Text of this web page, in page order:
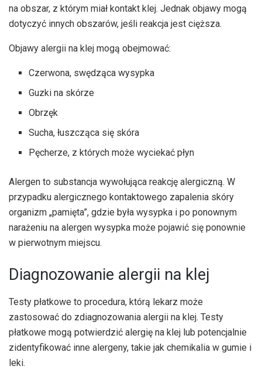
na obszar, z którym miał kontakt klej. Jednak objawy mogą
dotyczyć innych obszarów, jeśli reakcja jest cięższa.
Objawy alergii na klej mogą obejmować:
Czerwona, swędząca wysypka
Guzki na skórze
Obrzęk
Sucha, łuszcząca się skóra
Pęcherze, z których może wyciekać płyn
Alergen to substancja wywołująca reakcję alergiczną. W
przypadku alergicznego kontaktowego zapalenia skóry
organizm „pamięta”, gdzie była wysypka i po ponownym
narażeniu na alergen wysypka może pojawić się ponownie
w pierwotnym miejscu.
Diagnozowanie alergii na klej
Testy płatkowe to procedura, którą lekarz może
zastosować do zdiagnozowania alergii na klej. Testy
płatkowe mogą potwierdzić alergię na klej lub potencjalnie
zidentyfikować inne alergeny, takie jak chemikalia w gumie i
leki.